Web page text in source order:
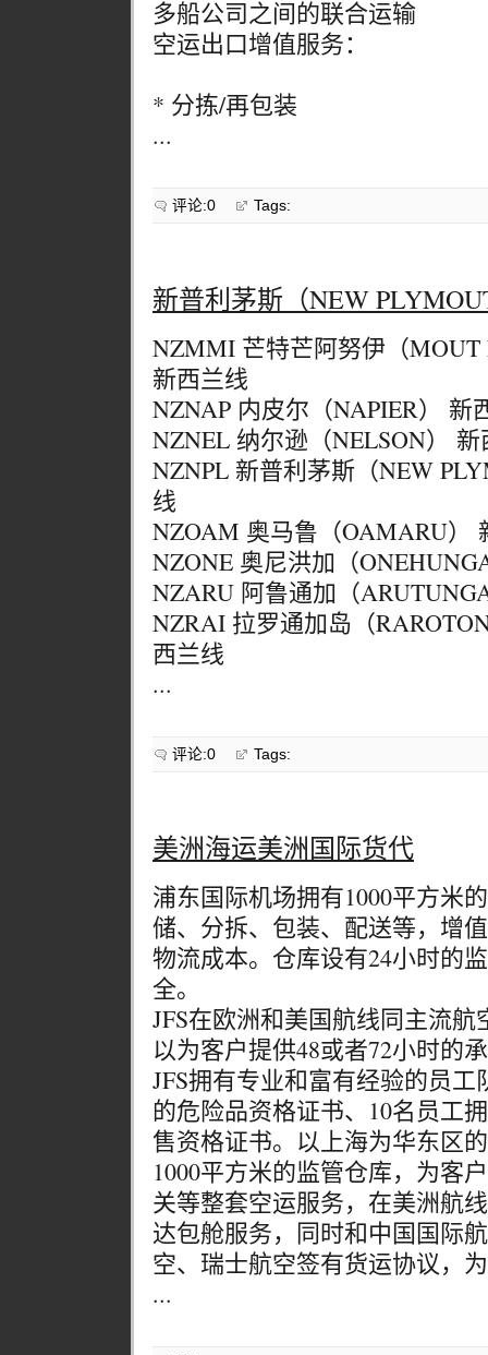
多船公司之间的联合运输
空运出口增值服务：
* 分拣/再包装
...
评论:0 Tags:
新普利茅斯（NEW
NZMMI 芒特芒阿努伊（
新西兰线
NZNAP 内皮尔（NAPIER） 新
NZNEL 纳尔逊（NELSON）
NZNPL 新普利茅斯（NEW
线
NZOAM 奥马鲁（OAMARU）
NZONE 奥尼洪加（
NZARU 阿鲁通加（
NZRAI 拉罗通加岛（
西兰线
...
评论:0 Tags:
美洲海运美洲国际货代
浦东国际机场拥有1000平方米
储、分拆、包装、配送等，增
物流成本。仓库设有24小时的
全。
JFS在欧洲和美国航线同主流
以为客户提供48或者72小时的
JFS拥有专业和富有经验的员
的危险品资格证书、10名员工
售资格证书。以上海为华东区
1000平方米的监管仓库，为客
关等整套空运服务，在美洲航
达包舱服务，同时和中国国际
空、瑞士航空签有货运协议，
...